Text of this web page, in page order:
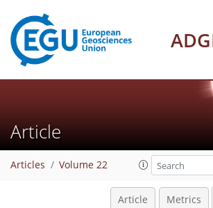
Article
Articles Volume 22
Article Metrics